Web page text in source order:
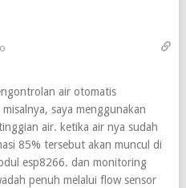
air otomatis
saya menggunakan
air. ketika air nya sudah
85% tersebut akan muncul di
esp8266. dan monitoring
penuh melalui flow sensor